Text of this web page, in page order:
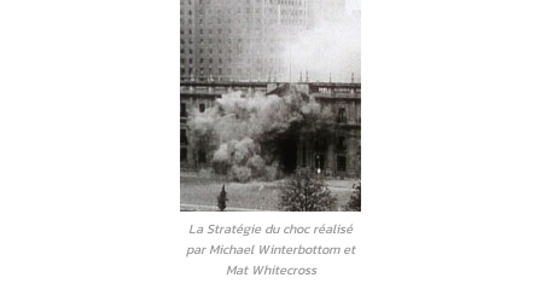
La Stratégie du choc réalisé
par Michael Winterbottom et
Mat Whitecross